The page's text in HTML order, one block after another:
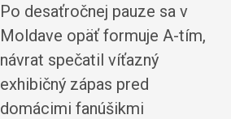
Po desaťročnej pauze sa v
Moldave opäť formuje A-tím,
návrat spečatil víťazný
exhibičný zápas pred
domácimi fanúšikmi